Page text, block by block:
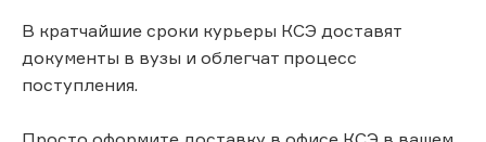
В кратчайшие сроки курьеры КСЭ доставят
документы в вузы и облегчат процесс
поступления.